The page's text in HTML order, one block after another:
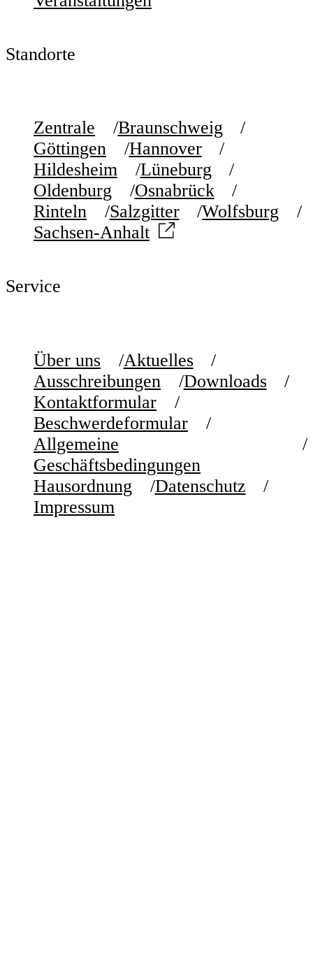
Standorte
Zentrale
Braunschweig
Göttingen
Hannover
Hildesheim
Lüneburg
Oldenburg
Osnabrück
Rinteln
Salzgitter
Wolfsburg
Sachsen-Anhalt
Service
Über uns
Aktuelles
Ausschreibungen
Downloads
Kontaktformular
Beschwerdeformular
Allgemeine
Geschäftsbedingungen
Hausordnung
Datenschutz
Impressum